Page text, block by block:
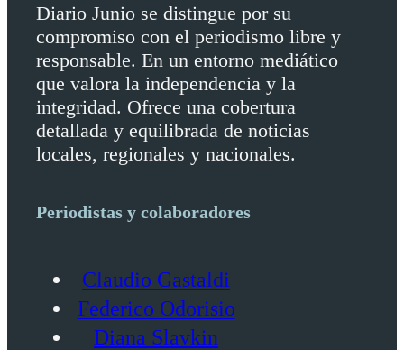
Diario Junio se distingue por su
compromiso con el periodismo libre y
responsable. En un entorno mediático
que valora la independencia y la
integridad. Ofrece una cobertura
detallada y equilibrada de noticias
locales, regionales y nacionales.
Periodistas y colaboradores
Claudio Gastaldi
Federico Odorisio
Diana Slavkin